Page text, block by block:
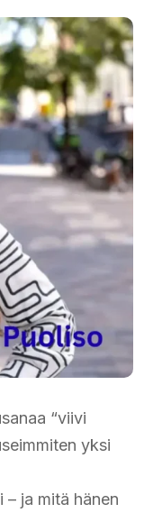
“viivi
yksi
ja mitä hänen